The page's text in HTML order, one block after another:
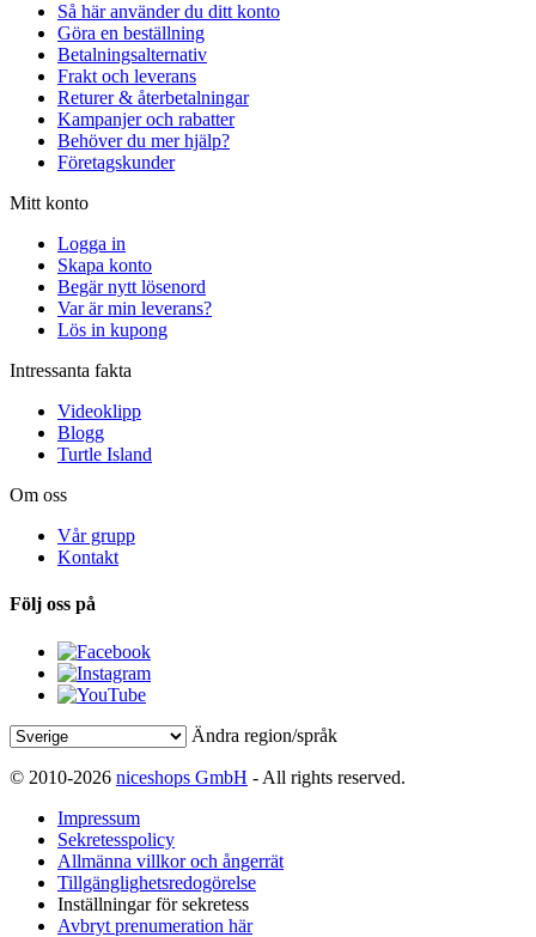
Så här använder du ditt konto
Göra en beställning
Betalningsalternativ
Frakt och leverans
Returer & återbetalningar
Kampanjer och rabatter
Behöver du mer hjälp?
Företagskunder
Mitt konto
Logga in
Skapa konto
Begär nytt lösenord
Var är min leverans?
Lös in kupong
Intressanta fakta
Videoklipp
Blogg
Turtle Island
Om oss
Vår grupp
Kontakt
Följ oss på
Ändra region/språk
© 2010-2026 niceshops GmbH - All rights reserved.
Impressum
Sekretesspolicy
Allmänna villkor och ångerrät
Tillgänglighetsredogörelse
Inställningar för sekretess
Avbryt prenumeration här